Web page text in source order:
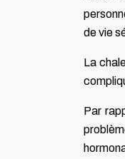
de vie
La
Par